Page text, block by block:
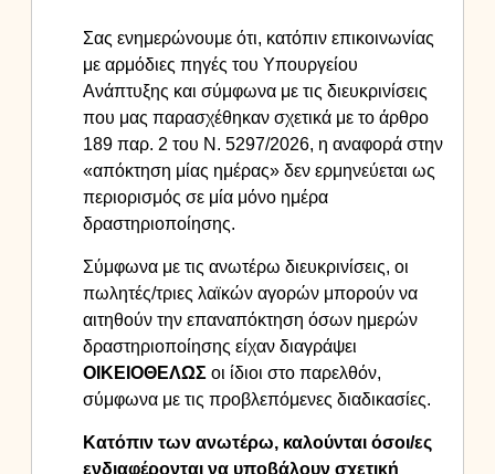
Σας ενημερώνουμε ότι, κατόπιν επικοινωνίας
με αρμόδιες πηγές του Υπουργείου
Ανάπτυξης και σύμφωνα με τις διευκρινίσεις
που μας παρασχέθηκαν σχετικά με το άρθρο
189 παρ. 2 του Ν. 5297/2026, η αναφορά στην
«απόκτηση μίας ημέρας» δεν ερμηνεύεται ως
περιορισμός σε μία μόνο ημέρα
δραστηριοποίησης.
Σύμφωνα με τις ανωτέρω διευκρινίσεις, οι
πωλητές/τριες λαϊκών αγορών μπορούν να
αιτηθούν την επαναπόκτηση όσων ημερών
δραστηριοποίησης είχαν διαγράψει
ΟΙΚΕΙΟΘΕΛΩΣ οι ίδιοι στο παρελθόν,
σύμφωνα με τις προβλεπόμενες διαδικασίες.
Κατόπιν των ανωτέρω, καλούνται όσοι/ες
ενδιαφέρονται να υποβάλουν σχετική